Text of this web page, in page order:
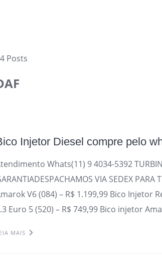
Posts
Injetor Diesel compre pelo
Whats(11) 9 4034-5392
VIA SEDEX
V6 (084) – R$ 1.199,99 Bico Injetor
Euro 5 (520) – R$ 749,99 Bico injetor
MAIS